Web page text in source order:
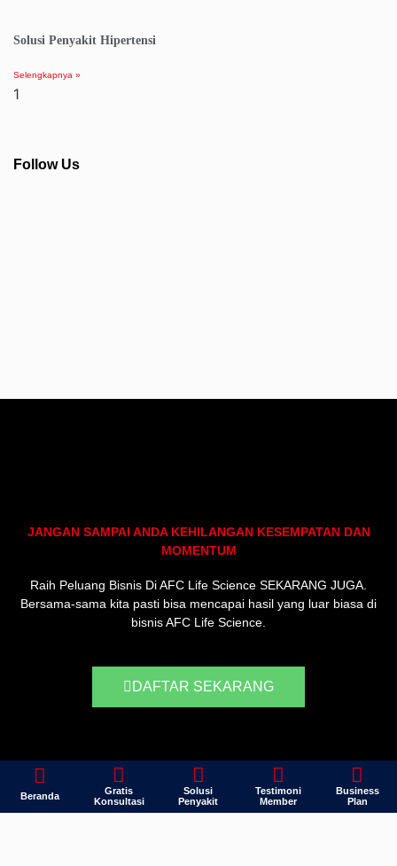
Solusi Penyakit Hipertensi
Selengkapnya »
Follow Us
JANGAN SAMPAI ANDA KEHILANGAN KESEMPATAN DAN
MOMENTUM
Raih Peluang Bisnis Di AFC Life Science SEKARANG JUGA.
Bersama-sama kita pasti bisa mencapai hasil yang luar biasa di
bisnis AFC Life Science.
DAFTAR SEKARANG
Beranda
Gratis
Konsultasi
Solusi
Penyakit
Testimoni
Member
Business
Plan